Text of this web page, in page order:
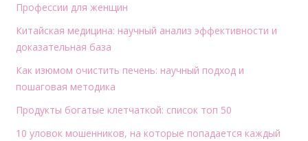
Профессии для женщин
Китайская медицина: научный анализ эффективности и
доказательная база
Как изюмом очистить печень: научный подход и
пошаговая методика
Продукты богатые клетчаткой: список топ 50
10 уловок мошенников, на которые попадается каждый